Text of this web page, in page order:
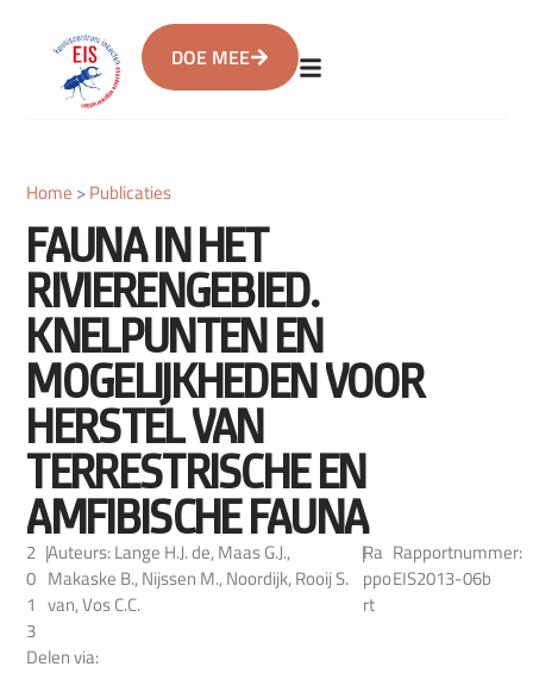
DOE MEE
Home >Publicaties
FAUNA IN HET
RIVIERENGEBIED.
KNELPUNTEN EN
MOGELIJKHEDEN VOOR
HERSTEL VAN
TERRESTRISCHE EN
AMFIBISCHE FAUNA
2
0
1
3
|Auteurs: Lange H.J. de, Maas G.J.,
Makaske B., Nijssen M., Noordijk, Rooij S.
van, Vos C.C.
|Ra
ppo
rt
Rapportnummer:
EIS2013-06b
Delen via: